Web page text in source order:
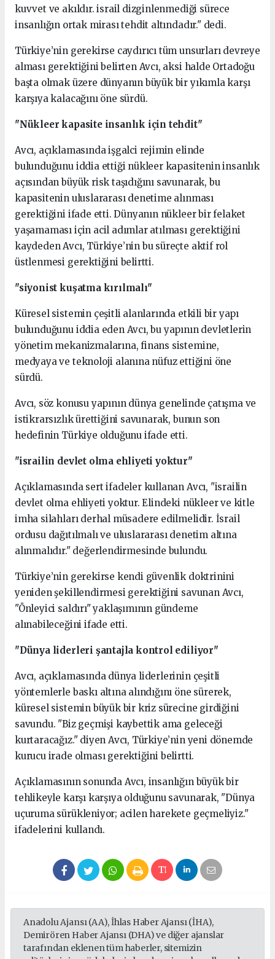
kuvvet ve akıldır. israil dizginlenmediği sürece
insanlığın ortak mirası tehdit altındadır." dedi.
Türkiye’nin gerekirse caydırıcı tüm unsurları devreye
alması gerektiğini belirten Avcı, aksi halde Ortadoğu
başta olmak üzere dünyanın büyük bir yıkımla karşı
karşıya kalacağını öne sürdü.
"Nükleer kapasite insanlık için tehdit"
Avcı, açıklamasında işgalci rejimin elinde
bulunduğunu iddia ettiği nükleer kapasitenin insanlık
açısından büyük risk taşıdığını savunarak, bu
kapasitenin uluslararası denetime alınması
gerektiğini ifade etti. Dünyanın nükleer bir felaket
yaşamaması için acil adımlar atılması gerektiğini
kaydeden Avcı, Türkiye’nin bu süreçte aktif rol
üstlenmesi gerektiğini belirtti.
"siyonist kuşatma kırılmalı"
Küresel sistemin çeşitli alanlarında etkili bir yapı
bulunduğunu iddia eden Avcı, bu yapının devletlerin
yönetim mekanizmalarına, finans sistemine,
medyaya ve teknoloji alanına nüfuz ettiğini öne
sürdü.
Avcı, söz konusu yapının dünya genelinde çatışma ve
istikrarsızlık ürettiğini savunarak, bunun son
hedefinin Türkiye olduğunu ifade etti.
"israilin devlet olma ehliyeti yoktur"
Açıklamasında sert ifadeler kullanan Avcı, "israilin
devlet olma ehliyeti yoktur. Elindeki nükleer ve kitle
imha silahları derhal müsadere edilmelidir. İsrail
ordusu dağıtılmalı ve uluslararası denetim altına
alınmalıdır." değerlendirmesinde bulundu.
Türkiye’nin gerekirse kendi güvenlik doktrinini
yeniden şekillendirmesi gerektiğini savunan Avcı,
"Önleyici saldırı" yaklaşımının gündeme
alınabileceğini ifade etti.
"Dünya liderleri şantajla kontrol ediliyor"
Avcı, açıklamasında dünya liderlerinin çeşitli
yöntemlerle baskı altına alındığını öne sürerek,
küresel sistemin büyük bir kriz sürecine girdiğini
savundu. "Biz geçmişi kaybettik ama geleceği
kurtaracağız." diyen Avcı, Türkiye’nin yeni dönemde
kurucu irade olması gerektiğini belirtti.
Açıklamasının sonunda Avcı, insanlığın büyük bir
tehlikeyle karşı karşıya olduğunu savunarak, "Dünya
uçuruma sürükleniyor; acilen harekete geçmeliyiz."
ifadelerini kullandı.
Anadolu Ajansı (AA), İhlas Haber Ajansı (İHA),
Demirören Haber Ajansı (DHA) ve diğer ajanslar
tarafından eklenen tüm haberler, sitemizin